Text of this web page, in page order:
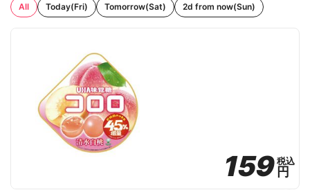
All Today(Fri) Tomorrow(Sat) 2d from now(Sun)
159
159税込
税込
円
円